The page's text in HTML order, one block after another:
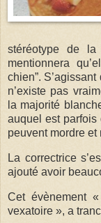
stéréotype de la
mentionnera
chien”.
n’existe pas
la majorité
auquel est parfois
peuvent mordre et
La correctrice
ajouté avoir
Cet évènement
vexatoire », a